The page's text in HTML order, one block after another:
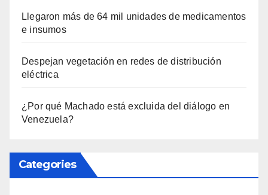
Llegaron más de 64 mil unidades de medicamentos
e insumos
Despejan vegetación en redes de distribución
eléctrica
¿Por qué Machado está excluida del diálogo en
Venezuela?
Categories